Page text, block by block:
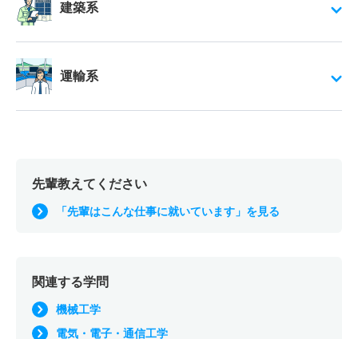
建築系
運輸系
先輩教えてください
「先輩はこんな仕事に就いています」を見る
関連する学問
機械工学
電気・電子・通信工学